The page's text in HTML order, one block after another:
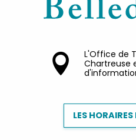
L'Office de
Chartreuse
LES HORAIRES